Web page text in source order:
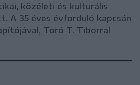
közéleti és kulturális
A 35 éves évforduló kapcsán
Toró T. Tiborral